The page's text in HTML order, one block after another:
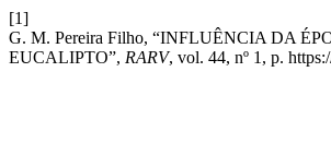
[1]
G. M. Pereira Filho, “INFLUÊNCIA DA
EUCALIPTO”, RARV, vol. 44, nº 1, p.